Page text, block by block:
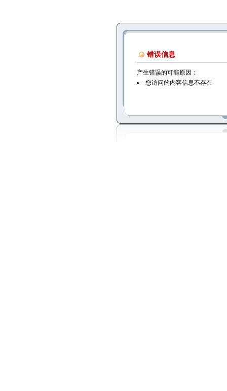
错误信息
产生错误的可能原因：
您访问的内容信息不存在